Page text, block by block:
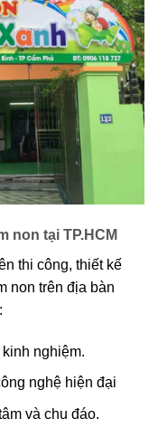
non tại TP.HCM
thi công, thiết kế
non trên địa bàn
nghiệm.
nghệ hiện đại
và chu đáo.